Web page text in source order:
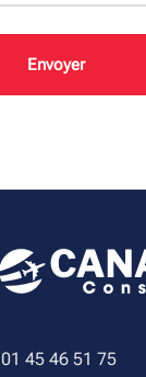
01 45 46 51 75